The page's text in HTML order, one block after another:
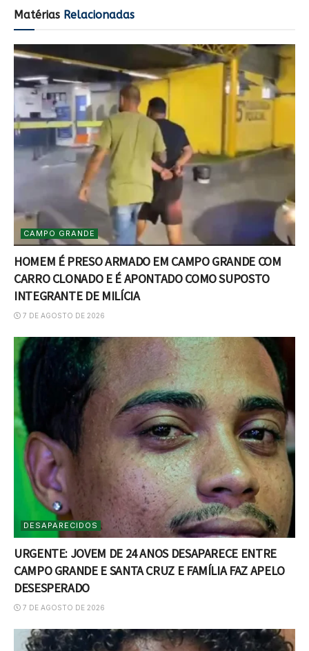
Matérias Relacionadas
CAMPO GRANDE
HOMEM É PRESO ARMADO EM CAMPO GRANDE COM
CARRO CLONADO E É APONTADO COMO SUPOSTO
INTEGRANTE DE MILÍCIA
7 DE AGOSTO DE 2026
DESAPARECIDOS
URGENTE: JOVEM DE 24 ANOS DESAPARECE ENTRE
CAMPO GRANDE E SANTA CRUZ E FAMÍLIA FAZ APELO
DESESPERADO
7 DE AGOSTO DE 2026